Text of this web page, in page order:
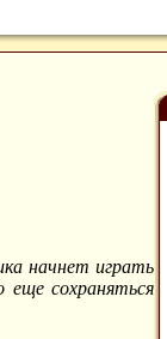
начнет играть
сохраняться